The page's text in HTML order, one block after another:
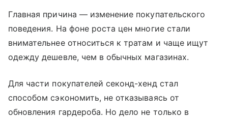
Главная причина — изменение покупательского
поведения. На фоне роста цен многие стали
внимательнее относиться к тратам и чаще ищут
одежду дешевле, чем в обычных магазинах.
Для части покупателей секонд-хенд стал
способом сэкономить, не отказываясь от
обновления гардероба. Но дело не только в